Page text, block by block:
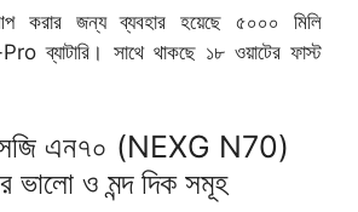
করার জন্য ব্যবহার হয়েছে ৫০০০ মিলি
ব্যাটারি। সাথে থাকছে ১৮ ওয়াটের ফাস্ট
এন৭০ (NEXG N70)
ভালো ও মন্দ দিক সমূহ